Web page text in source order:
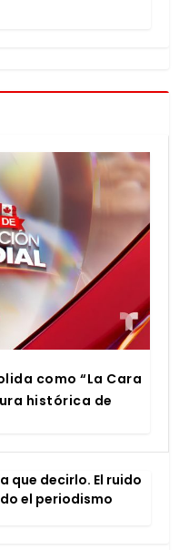
como “La Cara
his­tó­ri­ca de
que decir­lo. El rui­do
el perio­dis­mo